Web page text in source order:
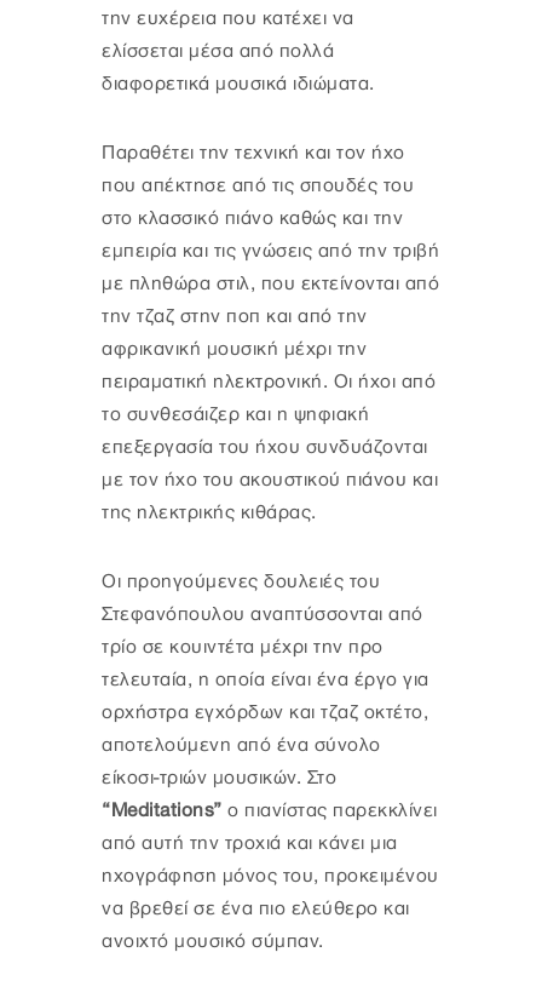
την ευχέρεια που κατέχει να
ελίσσεται μέσα από πολλά
διαφορετικά μουσικά ιδιώματα.
Παραθέτει την τεχνική και τον ήχο
που απέκτησε από τις σπουδές του
στο κλασσικό πιάνο καθώς και την
εμπειρία και τις γνώσεις από την τριβή
με πληθώρα στιλ, που εκτείνονται από
την τζαζ στην ποπ και από την
αφρικανική μουσική μέχρι την
πειραματική ηλεκτρονική. Οι ήχοι από
το συνθεσάιζερ και η ψηφιακή
επεξεργασία του ήχου συνδυάζονται
με τον ήχο του ακουστικού πιάνου και
της ηλεκτρικής κιθάρας.
Οι προηγούμενες δουλειές του
Στεφανόπουλου αναπτύσσονται από
τρίο σε κουιντέτα μέχρι την προ
τελευταία, η οποία είναι ένα έργο για
ορχήστρα εγχόρδων και τζαζ οκτέτο,
αποτελούμενη από ένα σύνολο
είκοσι-τριών μουσικών. Στο
“Meditations” ο πιανίστας παρεκκλίνει
από αυτή την τροχιά και κάνει μια
ηχογράφηση μόνος του, προκειμένου
να βρεθεί σε ένα πιο ελεύθερο και
ανοιχτό μουσικό σύμπαν.